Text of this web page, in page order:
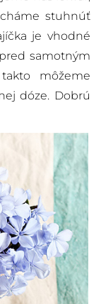
stuhnúť
je vhodné
samotným
môžeme
dóze. Dobrú